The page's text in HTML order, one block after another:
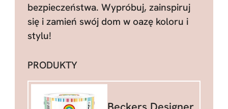
bezpieczeństwa. Wypróbuj, zainspiruj
się i zamień swój dom w oazę koloru i
stylu!
PRODUKTY